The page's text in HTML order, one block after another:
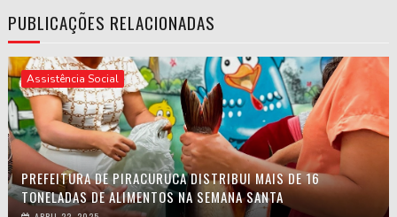
PUBLICAÇÕES RELACIONADAS
Assistência Social
PREFEITURA DE PIRACURUCA DISTRIBUI MAIS DE 16
TONELADAS DE ALIMENTOS NA SEMANA SANTA